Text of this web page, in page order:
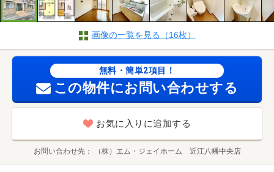
画像の一覧を見る（16枚）
無料・簡単2項目！
この物件にお問い合わせする
お気に入りに追加する
お問い合わせ先 （株）エム・ジェイホーム 近江八幡中央店